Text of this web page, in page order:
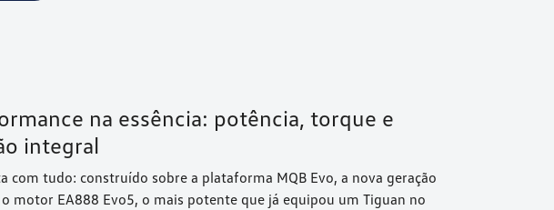
na essência: potência, torque e
integral
com tudo: construído sobre a plataforma MQB Evo, a nova geração
o motor EA888 Evo5, o mais potente que já equipou um Tiguan no